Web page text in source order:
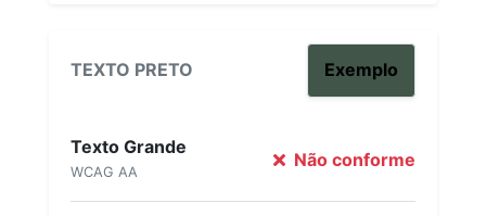
TEXTO PRETO Exemplo
Texto Grande
WCAG AA
Não conforme